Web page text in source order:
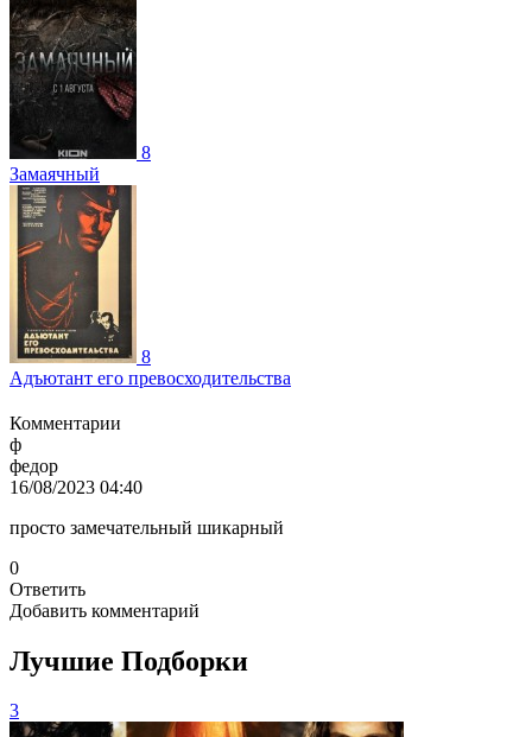
8
Замаячный
8
Адъютант его превосходительства
Комментарии
ф
федор
16/08/2023 04:40
просто замечательный шикарный
0
Ответить
Добавить комментарий
Лучшие Подборки
3